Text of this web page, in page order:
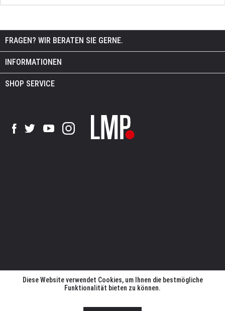
FRAGEN? WIR BERATEN SIE GERNE.
INFORMATIONEN
SHOP SERVICE
Diese Website verwendet Cookies, um Ihnen die bestmögliche
Funktionalität bieten zu können.